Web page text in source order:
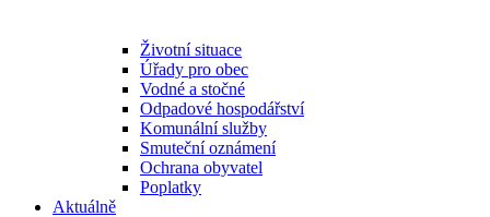
Životní situace
Úřady pro obec
Vodné a stočné
Odpadové hospodářství
Komunální služby
Smuteční oznámení
Ochrana obyvatel
Poplatky
Aktuálně